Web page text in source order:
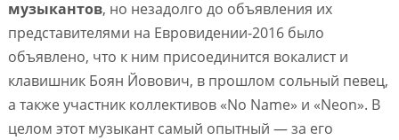
музыкантов, но незадолго до объявления их
представителями на Евровидении-2016 было
объявлено, что к ним присоединится вокалист и
клавишник Боян Йовович, в прошлом сольный певец,
а также участник коллективов «No Name» и «Neon». В
целом этот музыкант самый опытный — за его